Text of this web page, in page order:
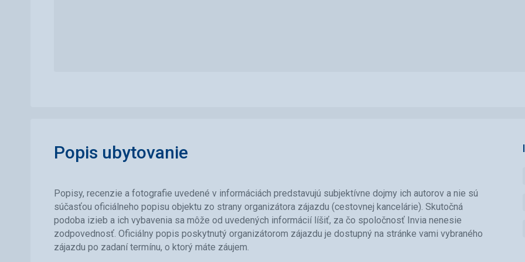
Popis ubytovanie
Popisy, recenzie a fotografie uvedené v informáciách predstavujú subjektívne dojmy ich autorov a nie sú
súčasťou oficiálneho popisu objektu zo strany organizátora zájazdu (cestovnej kancelárie). Skutočná
podoba izieb a ich vybavenia sa môže od uvedených informácií líšiť, za čo spoločnosť Invia nenesie
zodpovednosť. Oficiálny popis poskytnutý organizátorom zájazdu je dostupný na stránke vami vybraného
zájazdu po zadaní termínu, o ktorý máte záujem.